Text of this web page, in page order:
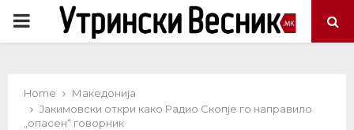
PRIMARY
Home
Македонија
Јакимовски откри како Радио Скопје го направило
„опасен“ говорник